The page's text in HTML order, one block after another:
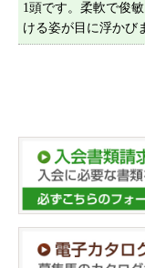
1頭です。柔軟で俊
ける姿が目に浮かび